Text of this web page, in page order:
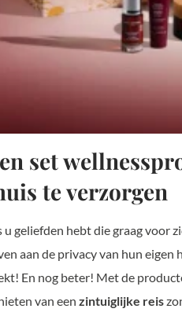
set
te verzorgen
u geliefden hebt die graag voor
aan de privacy van hun
En nog beter! Met de
van eenzintuiglijke reis